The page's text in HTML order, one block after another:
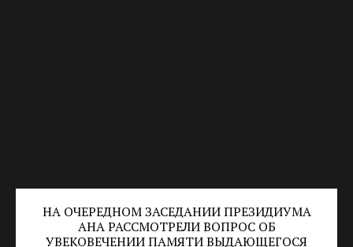
НА ОЧЕРЕДНОМ ЗАСЕДАНИИ ПРЕЗИДИУМА
АНА РАССМОТРЕЛИ ВОПРОС ОБ
УВЕКОВЕЧЕНИИ ПАМЯТИ ВЫДАЮЩЕГОСЯ